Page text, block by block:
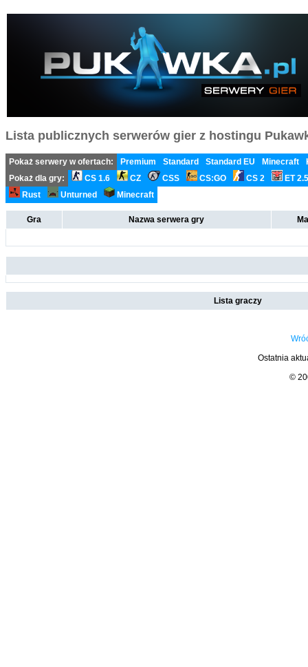
Lista publicznych serwerów gier z hostingu
Pokaż serwery w ofertach: Premium Standard Standard EU Minecraft
Pokaż dla gry:
CS 1.6 CZ CSS CS:GO CS 2
ET
Rust
Unturned Minecraft
Gra Nazwa serwera gry
Lista graczy
Ostatnia
©